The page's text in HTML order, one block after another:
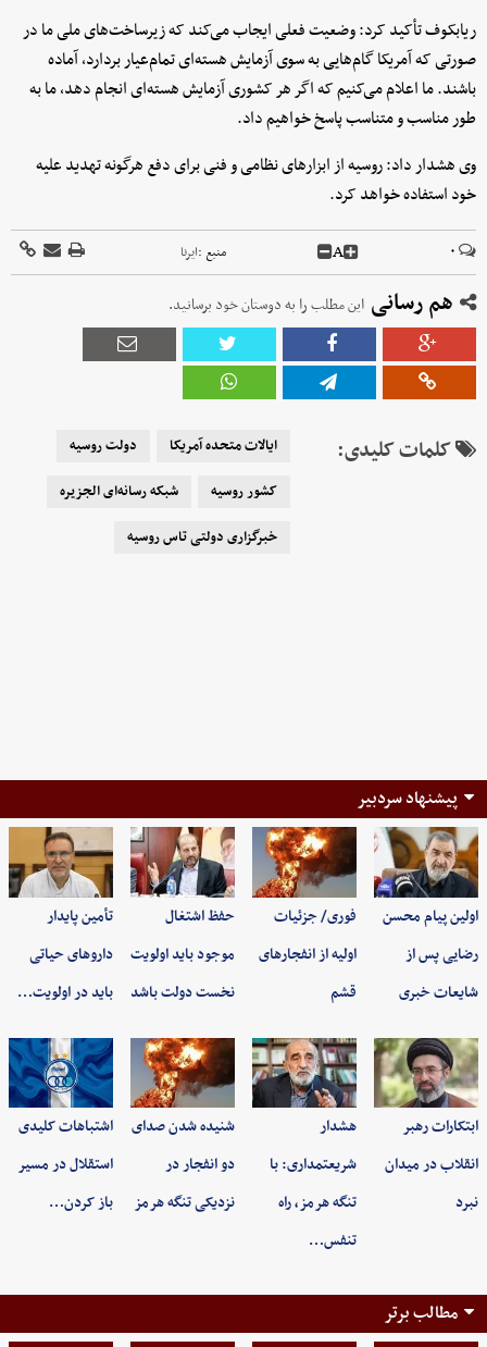
ریابکوف تأکید کرد: وضعیت فعلی ایجاب می‌کند که زیرساخت‌های ملی ما در
صورتی که آمریکا گام‌هایی به سوی آزمایش هسته‌ای تمام‌عیار بردارد، آماده
باشند. ما اعلام می‌کنیم که اگر هر کشوری آزمایش هسته‌ای انجام دهد، ما به
طور مناسب و متناسب پاسخ خواهیم داد.
وی هشدار داد: روسیه از ابزارهای نظامی و فنی برای دفع هرگونه تهدید علیه
خود استفاده خواهد کرد.
۰ A منبع :ایرنا
هم رسانی این مطلب را به دوستان خود برسانید.
کلمات کلیدی: ایالات متحده آمریکا
دولت روسیه
کشور روسیه
شبکه رسانه‌ای الجزیره
خبرگزاری دولتی تاس روسیه
پیشنهاد سردبیر
اولین پیام محسن
رضایی پس از
شایعات خبری
فوری/ جزئیات
اولیه از انفجارهای
قشم
حفظ اشتغال
موجود باید اولویت
نخست دولت باشد
تأمین پایدار
داروهای حیاتی
باید در اولویت…
ابتکارات رهبر
انقلاب در میدان
نبرد
هشدار
شریعتمداری: با
تنگه هرمز، راه
تنفس…
شنیده شدن صدای
دو انفجار در
نزدیکی تنگه هرمز
اشتباهات کلیدی
استقلال در مسیر
باز کردن…
مطالب برتر